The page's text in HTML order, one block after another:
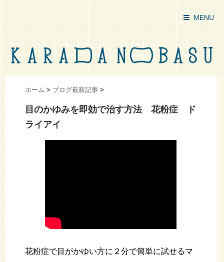
MENU
ホーム > ブログ最新記事 >
目のかゆみを即効で治す方法 花粉症 ド
ライアイ
花粉症で目がかゆい方に２分で簡単に試せるマ